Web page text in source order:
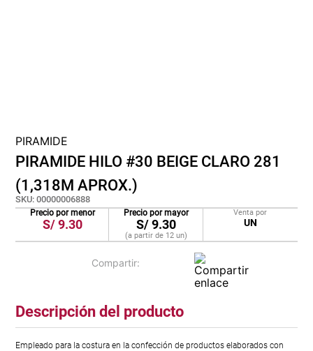
PIRAMIDE
PIRAMIDE HILO #30 BEIGE CLARO 281
(1,318M APROX.)
SKU:00000006888
Precio por menor
S/9.30
Precio por mayor
S/9.30
(a partir de 12 un)
Venta por
UN
Descripción del producto
Empleado para la costura en la confección de productos elaborados con